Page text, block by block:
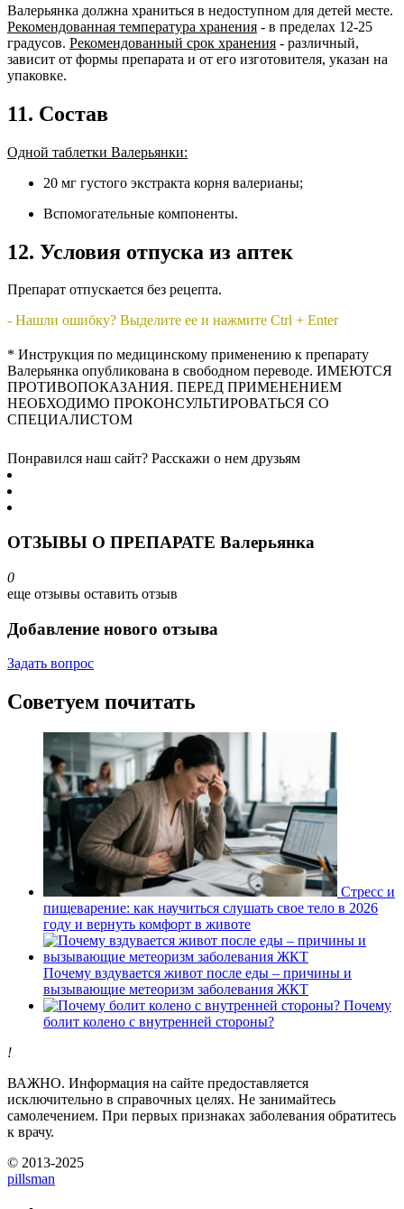
Валерьянка должна храниться в недоступном для детей месте.
Рекомендованная температура хранения - в пределах 12-25
градусов. Рекомендованный срок хранения - различный,
зависит от формы препарата и от его изготовителя, указан на
упаковке.
11. Состав
Одной таблетки Валерьянки:
20 мг густого экстракта корня валерианы;
Вспомогательные компоненты.
12. Условия отпуска из аптек
Препарат отпускается без рецепта.
- Нашли ошибку? Выделите ее и нажмите Ctrl + Enter
* Инструкция по медицинскому применению к препарату
Валерьянка опубликована в свободном переводе. ИМЕЮТСЯ
ПРОТИВОПОКАЗАНИЯ. ПЕРЕД ПРИМЕНЕНИЕМ
НЕОБХОДИМО ПРОКОНСУЛЬТИРОВАТЬСЯ СО
СПЕЦИАЛИСТОМ
Понравился наш сайт? Расскажи о нем друзьям
ОТЗЫВЫ О ПРЕПАРАТЕ Валерьянка
0
еще отзывы оставить отзыв
Добавление нового отзыва
Задать вопрос
Советуем почитать
Стресс и
пищеварение: как научиться слушать свое тело в 2026
году и вернуть комфорт в животе
Почему вздувается живот после еды – причины и
вызывающие метеоризм заболевания ЖКТ
Почему
болит колено с внутренней стороны?
!
ВАЖНО. Информация на сайте предоставляется
исключительно в справочных целях. Не занимайтесь
самолечением. При первых признаках заболевания обратитесь
к врачу.
© 2013-2025
pillsman